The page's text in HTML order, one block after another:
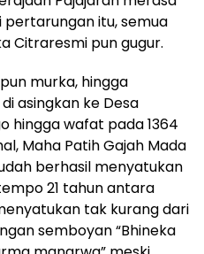
pertarungan itu, semua
Citraresmi pun gugur.
murka, hingga
asingkan ke Desa
hingga wafat pada 1364
Maha Patih Gajah Mada
berhasil menyatukan
21 tahun antara
tak kurang dari
semboyan “Bhineka